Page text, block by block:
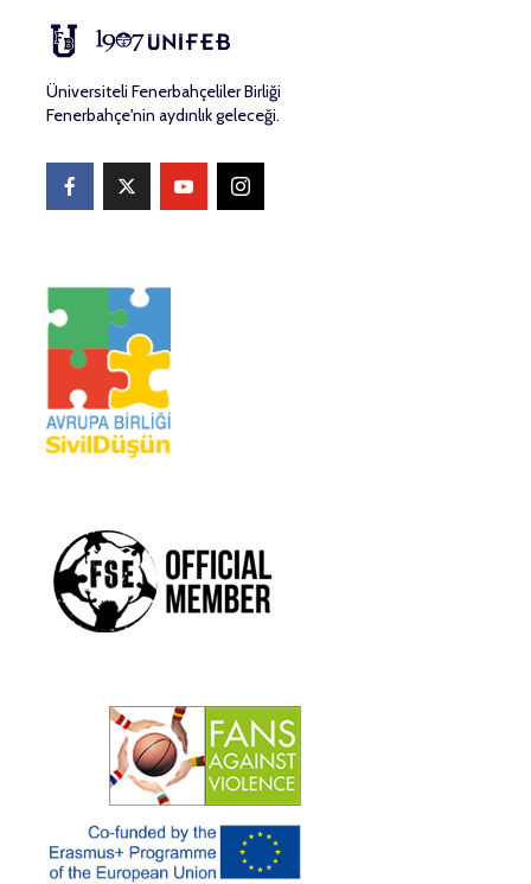
Üniversiteli Fenerbahçeliler Birliği
Fenerbahçe'nin aydınlık geleceği.